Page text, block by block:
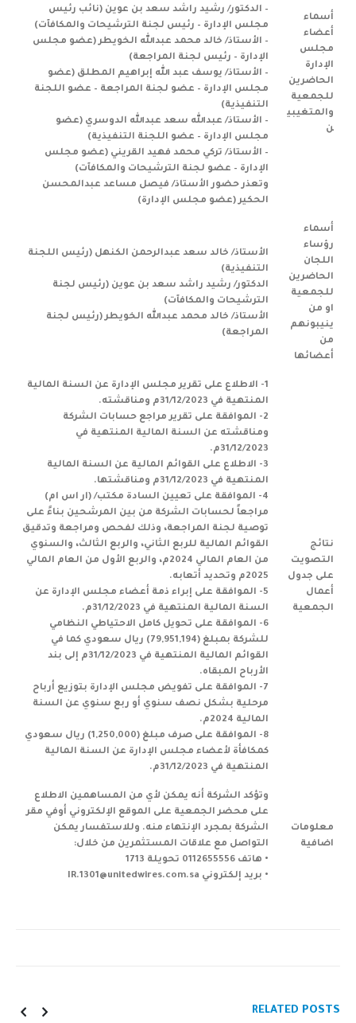
أسماء
أعضاء
مجلس
الإدارة
الحاضرين
للجمعية
والمتغيبي
ن
– الدكتور/ رشيد راشد سعد بن عوين (نائب رئيس
مجلس الإدارة – رئيس لجنة الترشيحات والمكافآت)
– الأستاذ/ خالد محمد عبدالله الخويطر (عضو مجلس
الإدارة – رئيس لجنة المراجعة)
– الأستاذ/ يوسف عبد الله إبراهيم المطلق (عضو
مجلس الإدارة – عضو لجنة المراجعة – عضو اللجنة
التنفيذية)
– الأستاذ/ عبدالله سعد عبدالله الدوسري (عضو
مجلس الإدارة – عضو اللجنة التنفيذية)
– الأستاذ/ تركي محمد فهيد القريني (عضو مجلس
الإدارة – عضو لجنة الترشيحات والمكافآت)
وتعذر حضور الأستاذ/ فيصل مساعد عبدالمحسن
الحكير (عضو مجلس الإدارة)
أسماء
رؤساء
اللجان
الحاضرين
للجمعية
او من
ينيبونهم
من
أعضائها
الأستاذ/ خالد سعد عبدالرحمن الكنهل (رئيس اللجنة
التنفيذية)
الدكتور/ رشيد راشد سعد بن عوين (رئيس لجنة
الترشيحات والمكافآت)
الأستاذ/ خالد محمد عبدالله الخويطر (رئيس لجنة
المراجعة)
نتائج
التصويت
على جدول
أعمال
الجمعية
1- الاطلاع على تقرير مجلس الإدارة عن السنة المالية
المنتهية في 31/12/2023م ومناقشته.
2- الموافقة على تقرير مراجع حسابات الشركة
ومناقشته عن السنة المالية المنتهية في
31/12/2023م.
3- الاطلاع على القوائم المالية عن السنة المالية
المنتهية في 31/12/2023م ومناقشتها.
4- الموافقة على تعيين السادة مكتب/ (ار اس ام)
مراجعاً لحسابات الشركة من بين المرشحين بناءً على
توصية لجنة المراجعة، وذلك لفحص ومراجعة وتدقيق
القوائم المالية للربع الثاني، والربع الثالث، والسنوي
من العام المالي 2024م، والربع الأول من العام المالي
2025م وتحديد أتعابه.
5- الموافقة على إبراء ذمة أعضاء مجلس الإدارة عن
السنة المالية المنتهية في 31/12/2023م.
6- الموافقة على تحويل كامل الاحتياطي النظامي
للشركة بمبلغ (79,951,194) ريال سعودي كما في
القوائم المالية المنتهية في 31/12/2023م إلى بند
الأرباح المبقاه.
7- الموافقة على تفويض مجلس الإدارة بتوزيع أرباح
مرحلية بشكل نصف سنوي أو ربع سنوي عن السنة
المالية 2024م.
8- الموافقة على صرف مبلغ (1,250,000) ريال سعودي
كمكافأة لأعضاء مجلس الإدارة عن السنة المالية
المنتهية في 31/12/2023م.
معلومات
اضافية
وتؤكد الشركة أنه يمكن لأي من المساهمين الاطلاع
على محضر الجمعية على الموقع الإلكتروني أوفي مقر
الشركة بمجرد الإنتهاء منه. وللاستفسار يمكن
التواصل مع علاقات المستثمرين من خلال:
• هاتف 0112655556 تحويلة 1713
• بريد إلكتروني IR.1301@unitedwires.com.sa
RELATED POSTS